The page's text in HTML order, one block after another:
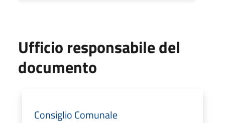
Ufficio responsabile del
documento
Consiglio Comunale